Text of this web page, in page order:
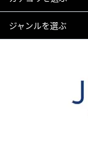
ジャンルを選ぶ